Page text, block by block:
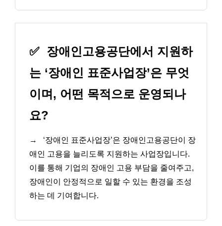
✅ 장애인고용공단에서 지원하
는 ‘장애인 표준사업장’은 무엇
이며, 어떤 목적으로 운영되나
요?
→
‘장애인 표준사업장’은 장애인고용공단이 장
애인 고용을 늘리도록 지원하는 사업장입니다.
이를 통해 기업의 장애인 고용 부담을 줄여주고,
장애인이 안정적으로 일할 수 있는 환경을 조성
하는 데 기여합니다.